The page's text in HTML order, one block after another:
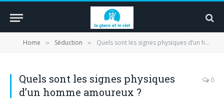
Home » Séduction » Quels sont les signes physiques d’un homme amoureux ?
Quels sont les signes physiques
d’un homme amoureux ?
0